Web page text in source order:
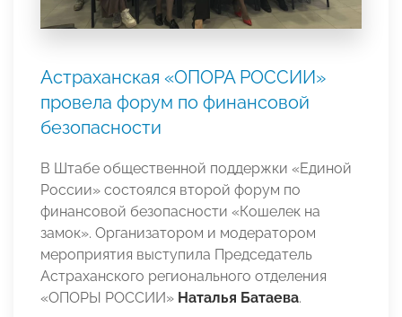
Астраханская «ОПОРА РОССИИ»
провела форум по финансовой
безопасности
В Штабе общественной поддержки «Единой
России» состоялся второй форум по
финансовой безопасности «Кошелек на
замок». Организатором и модератором
мероприятия выступила Председатель
Астраханского регионального отделения
«ОПОРЫ РОССИИ» Наталья Батаева.